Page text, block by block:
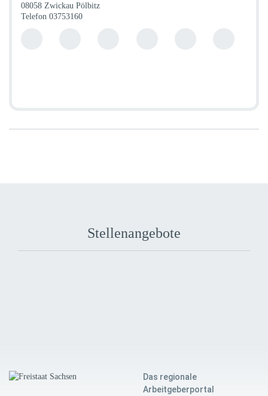
08058 Zwickau Pölbitz
Telefon 03753160
Stellenangebote
Das regionale
Arbeitgeberportal